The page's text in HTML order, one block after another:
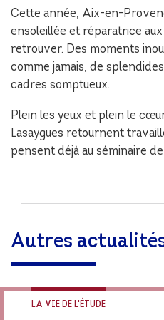
Cette année, Aix-en-
ensoleillée et réparatrice
retrouver. Des moments
comme jamais, de
cadres somptueux.
Plein les yeux et plein le
Lasaygues retournent
pensent déjà au séminaire de
Autres
LA VIE DE L'ÉTUDE